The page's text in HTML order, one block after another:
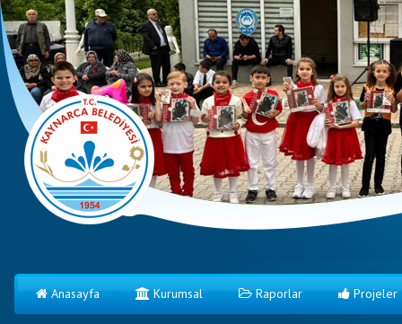
Anasayfa Kurumsal Raporlar Projeler